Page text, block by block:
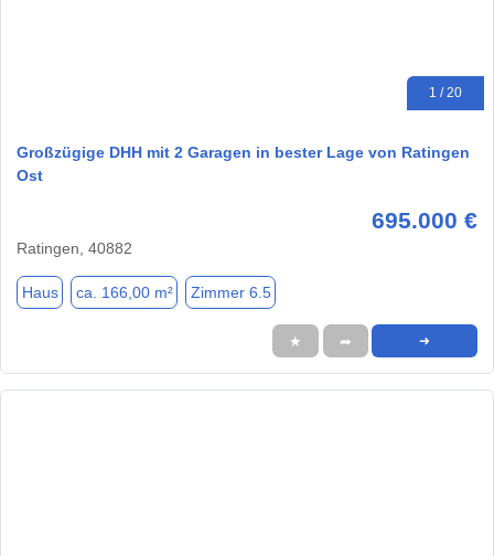
1 / 20
Großzügige DHH mit 2 Garagen in bester Lage von Ratingen
Ost
695.000 €
Ratingen, 40882
Haus ca. 166,00 m² Zimmer 6.5
★ ➦ ➜